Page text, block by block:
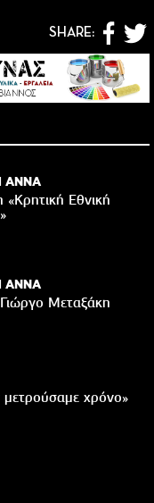
SHARE:
ΑΝΝΑ
Εθνική
ΑΝΝΑ
Μεταξάκη
μετρούσαμε χρόνο»